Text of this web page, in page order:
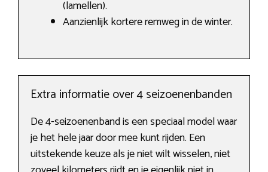
(lamellen).
Aanzienlijk kortere remweg in de winter.
Extra informatie over 4 seizoenenbanden
De 4-seizoenenband is een speciaal model waar
je het hele jaar door mee kunt rijden. Een
uitstekende keuze als je niet wilt wisselen, niet